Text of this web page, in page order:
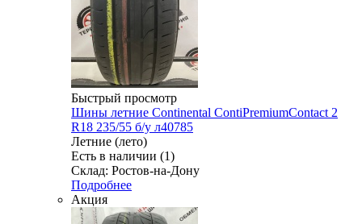
Быстрый просмотр
Шины летние Continental ContiPremiumContact 2
R18 235/55 б/у л40785
Летние (лето)
Есть в наличии (1)
Склад: Ростов-на-Дону
Подробнее
Акция